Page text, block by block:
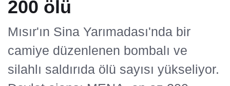
200 ölü
Mısır'ın Sina Yarımadası'nda bir
camiye düzenlenen bombalı ve
silahlı saldırıda ölü sayısı yükseliyor.